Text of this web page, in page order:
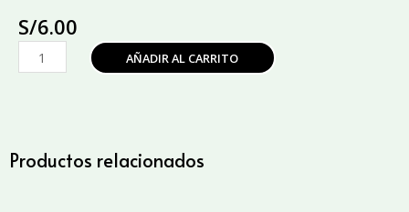
S/6.00
Cera
al
cantidad
AÑADIR AL CARRITO
Productos relacionados